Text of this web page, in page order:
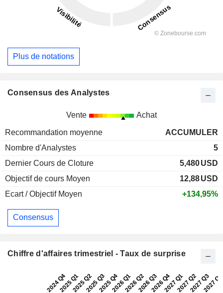
Plus de notations
Consensus des Analystes
Vente Achat
Recommandation moyenne
ACCUMULER
Nombre d'Analystes
5
Dernier Cours de Cloture
5,480USD
Objectif de cours Moyen
12,88USD
Ecart / Objectif Moyen
+134,95%
Consensus
Chiffre d'affaires trimestriel - Taux de surprise